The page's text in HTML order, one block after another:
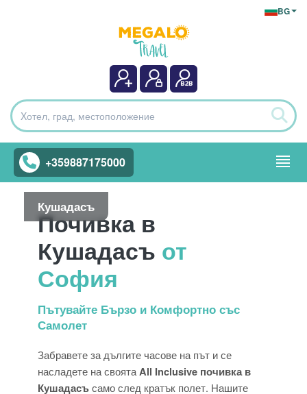
+359887175000
BG
Кушадасъ
Почивка в
Кушадасъ от
София
Пътувайте Бързо и Комфортно със
Самолет
Забравете за дългите часове на път и се
насладете на своятаAll Inclusive почивка в
Кушадасъсамо след кратък полет. Нашите